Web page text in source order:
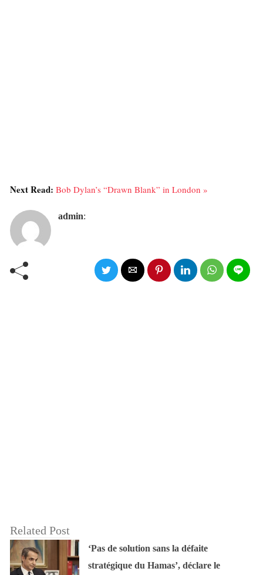
Next Read: Bob Dylan’s “Drawn Blank” in London »
admin:
Related Post
‘Pas de solution sans la défaite
stratégique du Hamas’, déclare le